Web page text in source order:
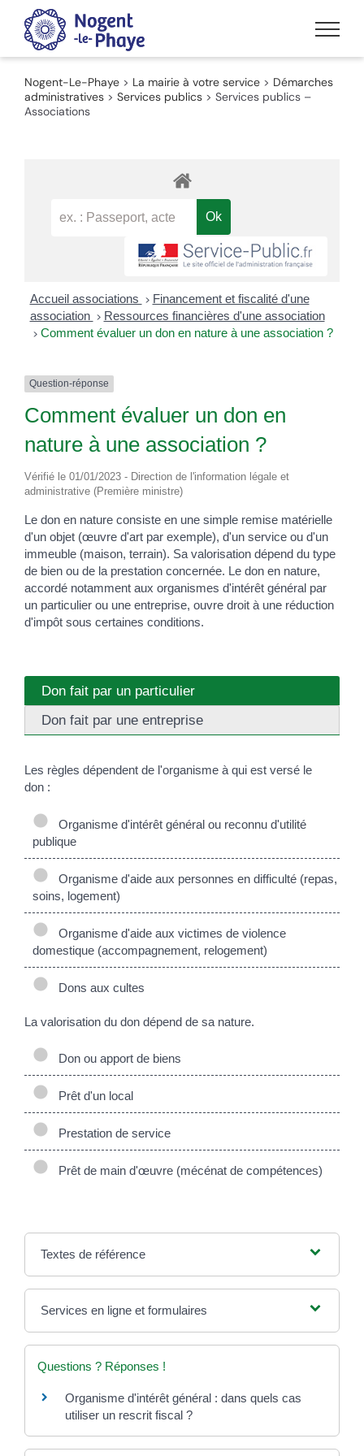
Passer
contenu
Nogent-Le-Phaye > La mairie à votre service > Démarches
administratives > Services publics > Services publics –
Associations
Accueil associations > Financement et fiscalité d'une
association > Ressources financières d'une association
> Comment évaluer un don en nature à une association ?
Question-réponse
Comment évaluer un don en
nature à une association ?
Vérifié le 01/01/2023 - Direction de l'information légale et
administrative (Première ministre)
Le don en nature consiste en une simple remise matérielle
d'un objet (œuvre d'art par exemple), d'un service ou d'un
immeuble (maison, terrain). Sa valorisation dépend du type
de bien ou de la prestation concernée. Le don en nature,
accordé notamment aux organismes d'intérêt général par
un particulier ou une entreprise, ouvre droit à une réduction
d'impôt sous certaines conditions.
Don fait par un particulier
Don fait par une entreprise
Les règles dépendent de l'organisme à qui est versé le
don :
Organisme d'intérêt général ou reconnu d'utilité
publique
Organisme d'aide aux personnes en difficulté (repas,
soins, logement)
Organisme d'aide aux victimes de violence
domestique (accompagnement, relogement)
Dons aux cultes
La valorisation du don dépend de sa nature.
Don ou apport de biens
Prêt d'un local
Prestation de service
Prêt de main d'œuvre (mécénat de compétences)
Textes de référence
Services en ligne et formulaires
Questions ? Réponses !
Organisme d'intérêt général : dans quels cas
utiliser un rescrit fiscal ?